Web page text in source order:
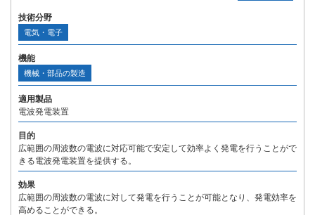
技術分野
電気・電子
機能
機械・部品の製造
適用製品
電波発電装置
目的
広範囲の周波数の電波に対応可能で安定して効率よく発電を行うことがで
きる電波発電装置を提供する。
効果
広範囲の周波数の電波に対して発電を行うことが可能となり、発電効率を
高めることができる。